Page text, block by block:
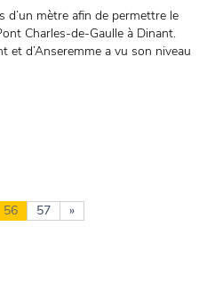
d’un mètre afin de permettre le
Charles-de-Gaulle à Dinant.
et d’Anseremme a vu son niveau
56 57 »